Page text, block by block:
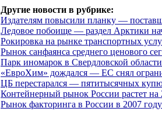
Другие новости в рубрике:
Издателям повысили планку —
Ледовое побоище — раздел Арктики
Рокировка на рынке транспортных
Рынок санфаянса среднего ценового
Парк иномарок в Свердловской
«ЕвроХим» дождался — ЕС снял
ЦБ перестарался — пятитысячных
Контейнерный рынок России растет на
Рынок факторинга в России в 2007